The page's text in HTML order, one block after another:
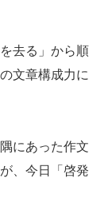
去る」から順
文章構成力に
にあった作文
、今日「啓発